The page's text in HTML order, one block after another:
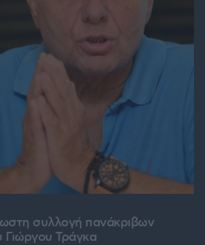
συλλογή πανάκριβων
Γιώργου Τράγκα